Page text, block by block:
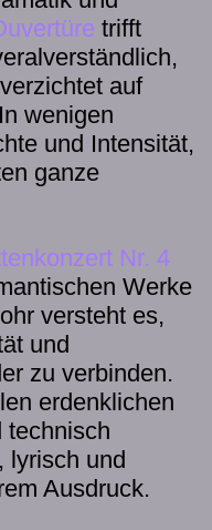
trifft
auf
wenigen
und Intensität,
ganze
Nr. 4
Werke
versteht es,
und
zu verbinden.
erdenklichen
technisch
lyrisch und
Ausdruck.